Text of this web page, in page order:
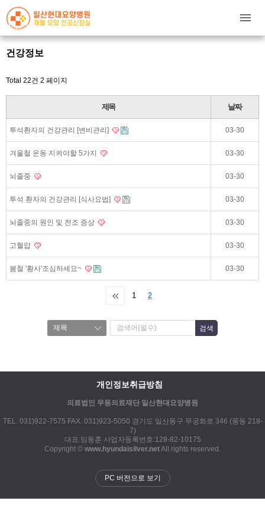
건강정보
Total 22건 2 페이지
제목 날짜
투석환자의 건강관리 [변비관리] 03-30
겨울철 운동 지켜야할 5가지 03-30
뇌졸중 03-30
투석 환자의 건강관리 [식사요법] 03-30
뇌졸중의 원인 및 전조 증상 03-30
고혈압 03-30
봄철 '황사'조심하세요~ 03-30
1 2
개인정보취급방침
의료법인 무등의료재단 일산현대요양병원
TEL. 031)922-7575 FAX. 031)923-5050 경기도 일산동구 무궁화로 346 (풍동 218-
7)
대표:임동훈 사업자등록번호:128-82-10175
Copyright © www.hyundaisilver.netAll rights reserved.
PC 버전으로 보기